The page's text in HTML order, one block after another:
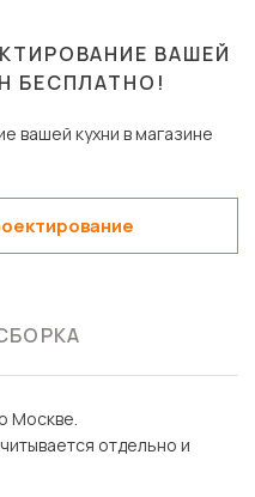
ВАШЕЙ
БЕСПЛАТНО!
Москве.
отдельно и